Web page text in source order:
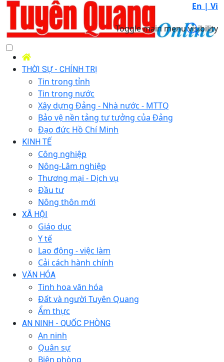
En | Vi
Toggle main menu visibility
THỜI SỰ - CHÍNH TRỊ
Tin trong tỉnh
Tin trong nước
Xây dựng Đảng - Nhà nước - MTTQ
Bảo vệ nền tảng tư tưởng của Đảng
Đạo đức Hồ Chí Minh
KINH TẾ
Công nghiệp
Nông-Lâm nghiệp
Thương mại - Dịch vụ
Đầu tư
Nông thôn mới
XÃ HỘI
Giáo dục
Y tế
Lao động - việc làm
Cải cách hành chính
VĂN HÓA
Tinh hoa văn hóa
Đất và người Tuyên Quang
Ẩm thực
AN NINH - QUỐC PHÒNG
An ninh
Quân sự
Biên phòng